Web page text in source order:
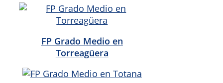
FP Grado Medio en
Torreagüera